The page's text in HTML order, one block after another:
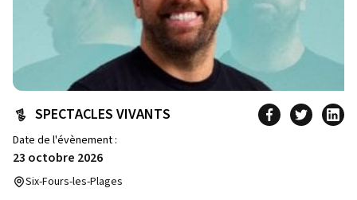
SPECTACLES VIVANTS
Date de l'évènement :
23 octobre 2026
Six-Fours-les-Plages